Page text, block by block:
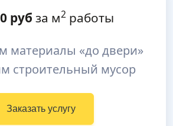
руб за м2работы
материалы «до двери»
строительный мусор
Заказать услугу